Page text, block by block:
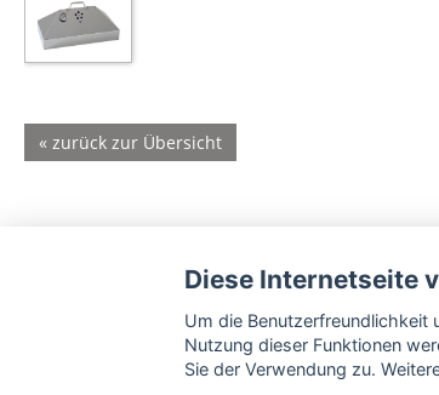
« zurück zur Übersicht
Diese Internetseite
Um die Benutzerfreundlichkeit
Nutzung dieser Funktionen
Sie der Verwendung zu.